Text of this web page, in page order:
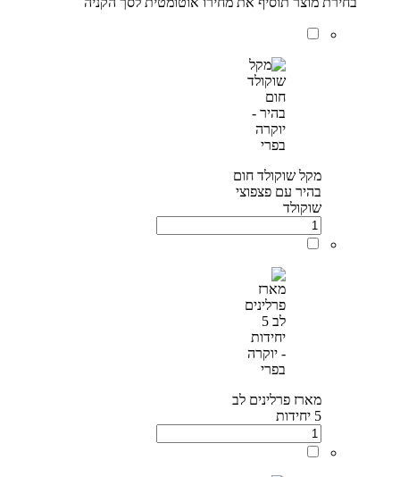
מקל שוקולד חום
בהיר עם פצפוצי
שוקולד
מארז פרלינים לב
5 יחידות